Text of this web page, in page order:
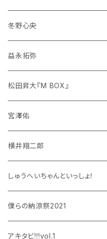
冬野心央
益永拓弥
松田昇大『M BOX』
宮澤佑
横井翔二郎
しゅうへいちゃんといっしょ！
和泉宗兵
設楽銀河
僕らの納涼祭2021
和泉宗兵
アキタビ!!!vol.1